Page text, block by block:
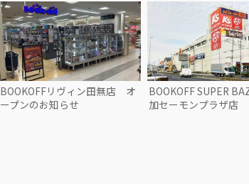
BOOKOFFリヴィン田無店 オ
ープンのお知らせ
BOOKOFF SUPER
加セーモンプラザ店